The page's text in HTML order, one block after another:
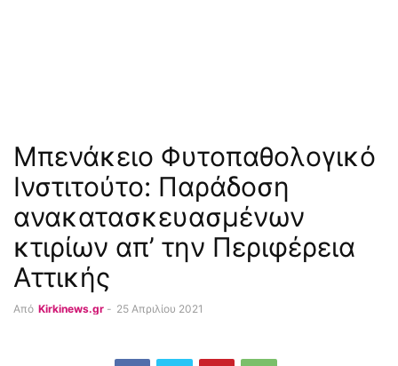
Μπενάκειο Φυτοπαθολογικό
Ινστιτούτο: Παράδοση
ανακατασκευασμένων
κτιρίων απ’ την Περιφέρεια
Αττικής
Από Kirkinews.gr - 25 Απριλίου 2021